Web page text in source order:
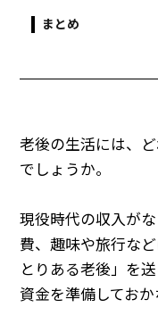
まとめ
老後の生活には、
でしょうか。
現役時代の収入が
費、趣味や旅行な
とりある老後」を
資金を準備しておか